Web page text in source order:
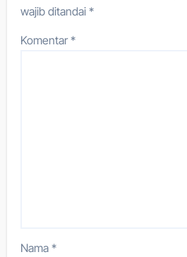
wajib ditandai*
Komentar*
Nama*